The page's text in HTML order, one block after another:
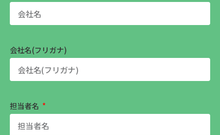
会社名(フリガナ)
担当者名